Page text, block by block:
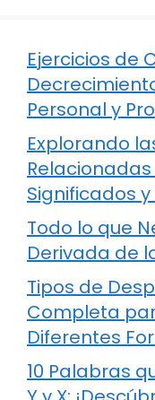
Ejercicios de
Personal y
Explorando
Significados
Todo lo que
Derivada de
Tipos de
Completa
Diferentes
10 Palabras